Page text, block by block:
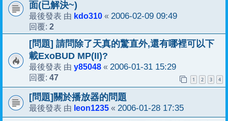
面(已解決~)
最後發表 由 kdo310 « 2006-02-09 09:49
回覆: 2
[問題] 請問除了天真的驚直外,還有哪裡可以下
載ExoBUD MP(II)?
最後發表 由 y85048 « 2006-01-31 15:29
回覆: 47 1 2 3 4
[問題]關於播放器的問題
最後發表 由 leon1235 « 2006-01-28 17:35